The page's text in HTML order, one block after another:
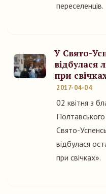
переселенців.
У Свято-
відбулася
при
2017-04-04
02 квітня з
Свято-
відбулася
при свічках».